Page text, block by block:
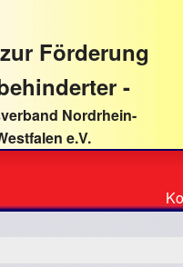
Förderung
-
Nordrhein-
e.V.